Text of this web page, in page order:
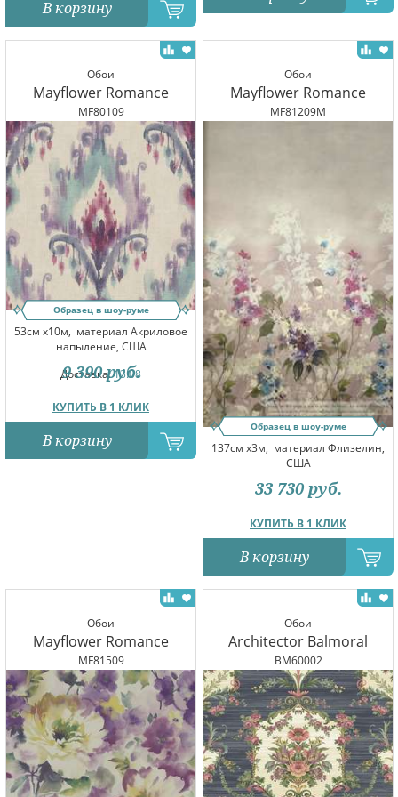
В корзину
Обои
Mayflower Romance
MF80109
Образец в шоу-руме
53см x10м, материал Акриловое
напыление, США
Доставка:13.08
КУПИТЬ В 1 КЛИК
9 390 руб.
В корзину
Обои
Mayflower Romance
MF81209M
Образец в шоу-руме
137см x3м, материал Флизелин,
США
КУПИТЬ В 1 КЛИК
33 730 руб.
В корзину
Обои
Mayflower Romance
MF81509
Обои
Architector Balmoral
BM60002